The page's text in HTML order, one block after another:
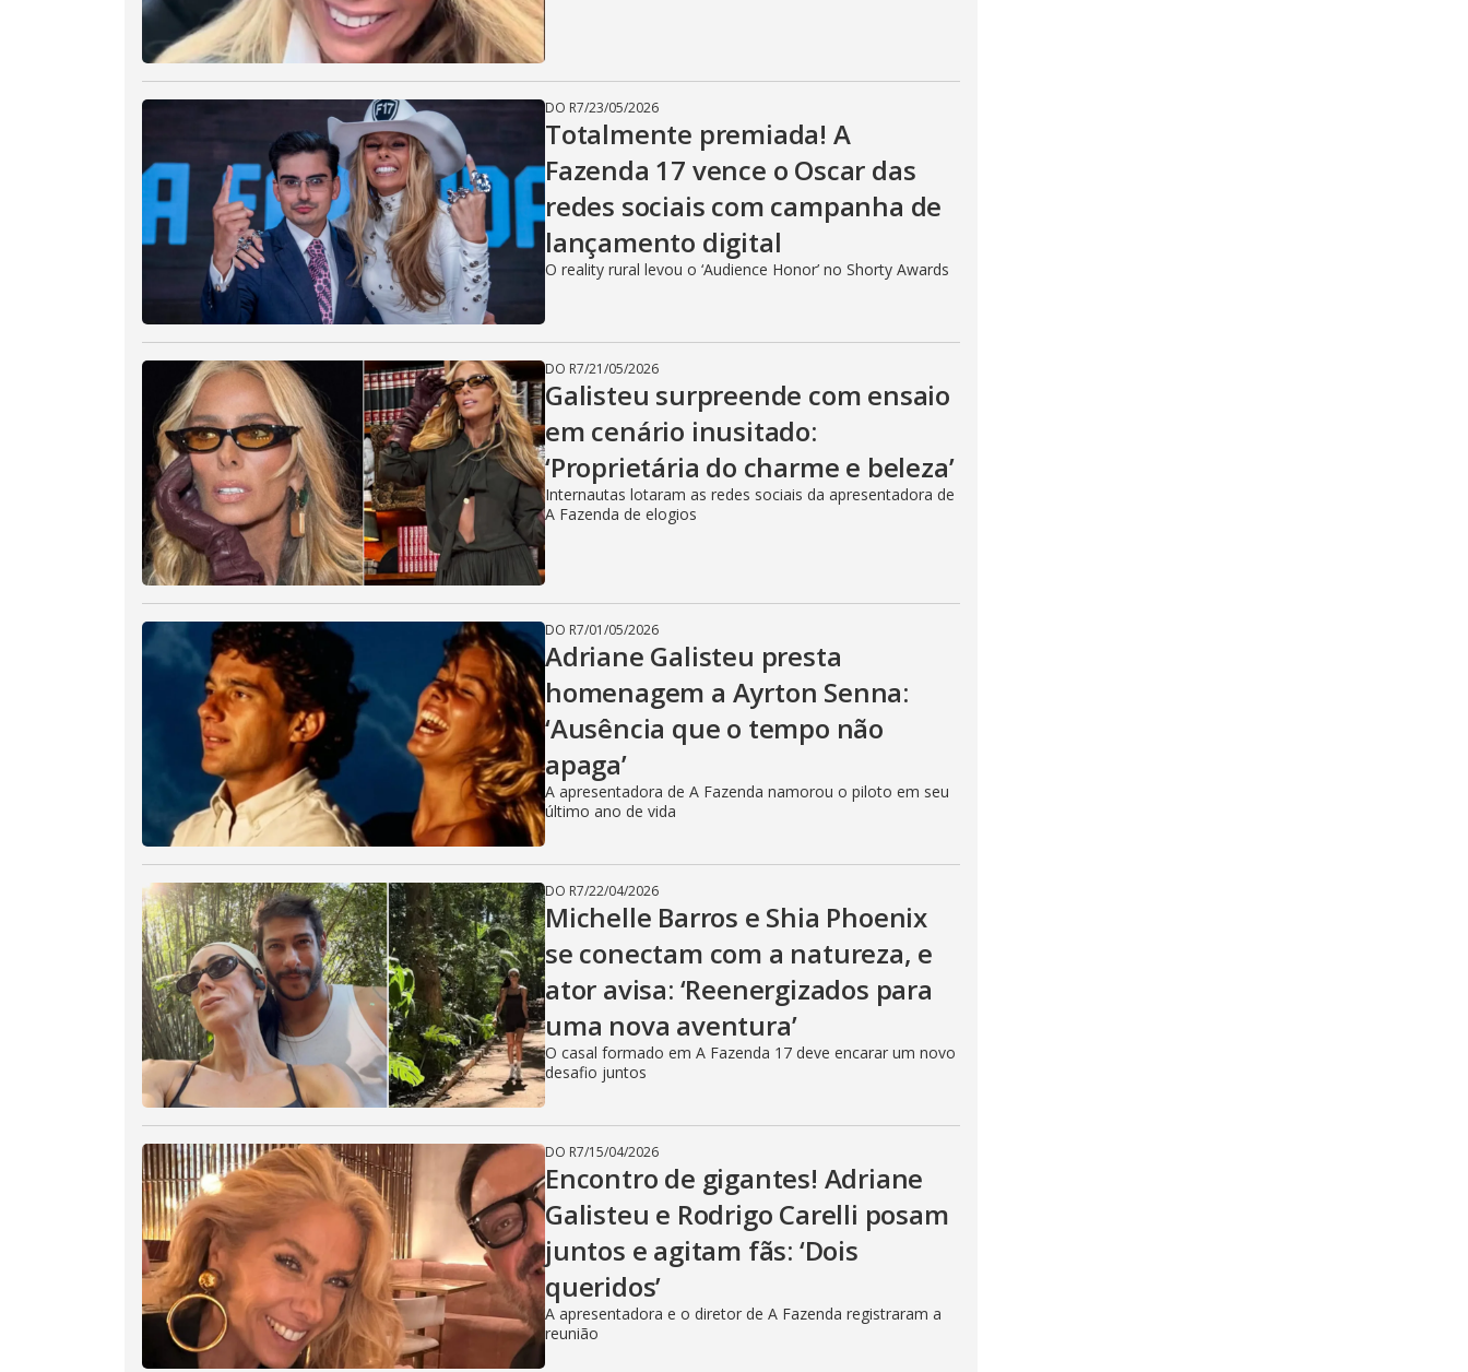
DO R7/23/05/2026
Totalmente premiada! A
Fazenda 17 vence o Oscar das
redes sociais com campanha de
lançamento digital
O reality rural levou o ‘Audience Honor’ no Shorty Awards
DO R7/21/05/2026
Galisteu surpreende com ensaio
em cenário inusitado:
‘Proprietária do charme e beleza’
Internautas lotaram as redes sociais da apresentadora de
A Fazenda de elogios
DO R7/01/05/2026
Adriane Galisteu presta
homenagem a Ayrton Senna:
‘Ausência que o tempo não
apaga’
A apresentadora de A Fazenda namorou o piloto em seu
último ano de vida
DO R7/22/04/2026
Michelle Barros e Shia Phoenix
se conectam com a natureza, e
ator avisa: ‘Reenergizados para
uma nova aventura’
O casal formado em A Fazenda 17 deve encarar um novo
desafio juntos
DO R7/15/04/2026
Encontro de gigantes! Adriane
Galisteu e Rodrigo Carelli posam
juntos e agitam fãs: ‘Dois
queridos’
A apresentadora e o diretor de A Fazenda registraram a
reunião